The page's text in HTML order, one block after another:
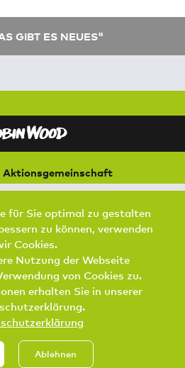
GIBT ES NEUES"
und Umwelt
Hamburg
WERDEN
IMPRESSUM JOBS
für Sie optimal zu gestalten
zu können, verwenden
Cookies.
Nutzung der Webseite
von Cookies zu.
erhalten Sie in unserer
Ablehnen